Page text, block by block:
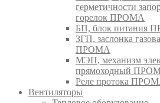
герметичности
горелок ПРОМА
БП, блок питания
ЗГП, заслонка
ПРОМА
МЭП, механизм
прямоходный
Реле протока
Вентиляторы